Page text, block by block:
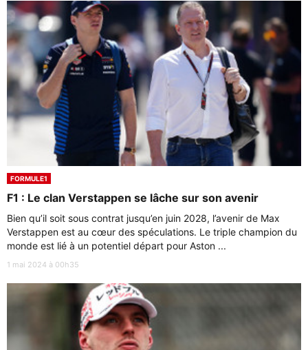
FORMULE1
F1 : Le clan Verstappen se lâche sur son avenir
Bien qu’il soit sous contrat jusqu’en juin 2028, l’avenir de Max
Verstappen est au cœur des spéculations. Le triple champion du
monde est lié à un potentiel départ pour Aston ...
1 mai 2024 à 00h35